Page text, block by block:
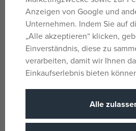
Schulset 3-teilig PREMIUM
114,59 €
PIXIE
UVP:
Anzeigen von Google und
Unternehmen. Indem Sie auf
„Alle akzeptieren“ klicken,
Einverständnis, diese zu
verarbeiten, damit wir Ihnen
Einkaufserlebnis bieten
Alle